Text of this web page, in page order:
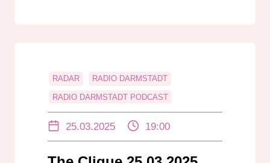
RADAR RADIO DARMSTADT
RADIO DARMSTADT PODCAST
TRENDS
25.03.2025 19:00